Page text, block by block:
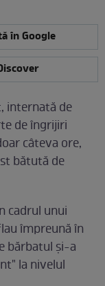
în Google
internată de
de îngrijiri
câteva ore,
bătută de
cadrul unui
împreună în
bărbatul și-a
la nivelul